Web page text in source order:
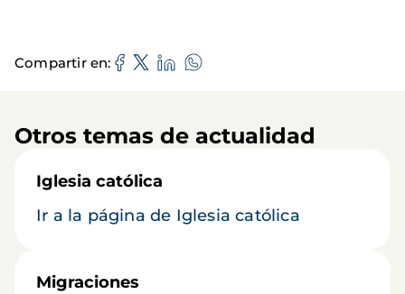
Compartir en
Otros temas de actualidad
Iglesia católica
Ir a la página de Iglesia católica
Migraciones